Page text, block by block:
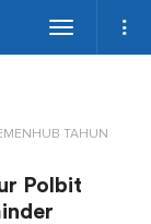
Toggle
TAHUN
Polbit